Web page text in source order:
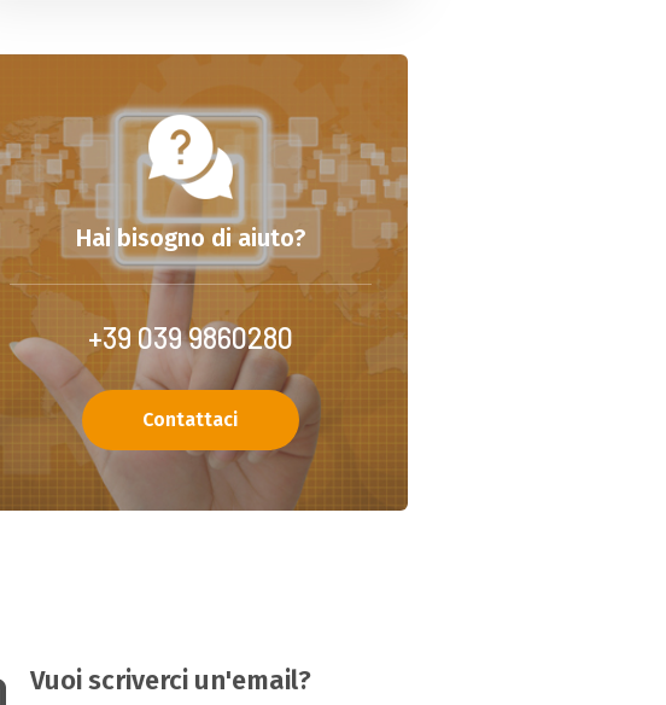
Hai bisogno di aiuto?
+39 039 9860280
Contattaci
Vuoi scriverci un'email?